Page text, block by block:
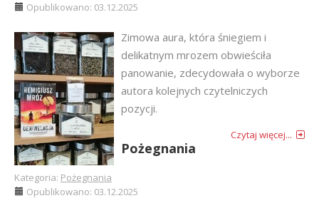
Opublikowano: 03.12.2025
Zimowa aura, która śniegiem i
delikatnym mrozem obwieściła
panowanie, zdecydowała o wyborze
autora kolejnych czytelniczych
pozycji.
Czytaj więcej...
Pożegnania
Kategoria: Pożegnania
Opublikowano: 03.12.2025